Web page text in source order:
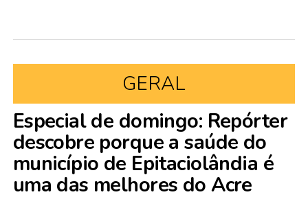
GERAL
Especial de domingo: Repórter
descobre porque a saúde do
município de Epitaciolândia é
uma das melhores do Acre